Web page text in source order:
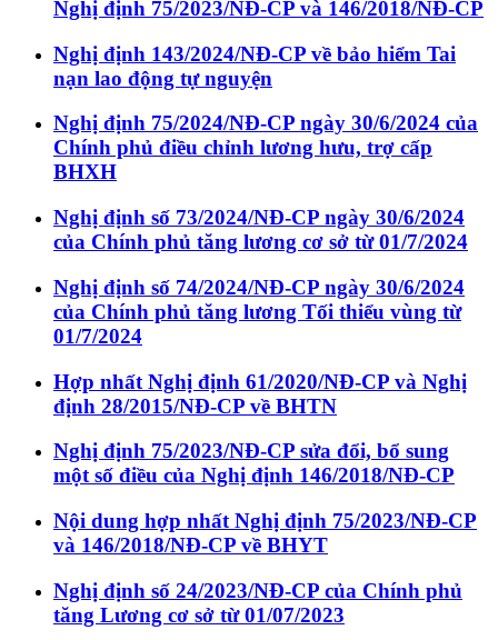
Nghị định 75/2023/NĐ-CP và 146/2018/NĐ-CP
Nghị định 143/2024/NĐ-CP về bảo hiểm Tai
nạn lao động tự nguyện
Nghị định 75/2024/NĐ-CP ngày 30/6/2024 của
Chính phủ điều chỉnh lương hưu, trợ cấp
BHXH
Nghị định số 73/2024/NĐ-CP ngày 30/6/2024
của Chính phủ tăng lương cơ sở từ 01/7/2024
Nghị định số 74/2024/NĐ-CP ngày 30/6/2024
của Chính phủ tăng lương Tối thiểu vùng từ
01/7/2024
Hợp nhất Nghị định 61/2020/NĐ-CP và Nghị
định 28/2015/NĐ-CP về BHTN
Nghị định 75/2023/NĐ-CP sửa đổi, bổ sung
một số điều của Nghị định 146/2018/NĐ-CP
Nội dung hợp nhất Nghị định 75/2023/NĐ-CP
và 146/2018/NĐ-CP về BHYT
Nghị định số 24/2023/NĐ-CP của Chính phủ
tăng Lương cơ sở từ 01/07/2023